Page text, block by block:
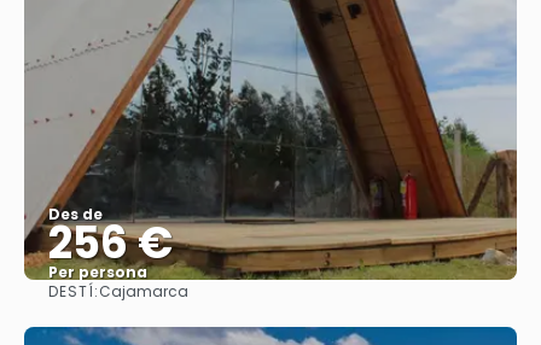
Des de
256 €
Per persona
DESTÍ:Cajamarca